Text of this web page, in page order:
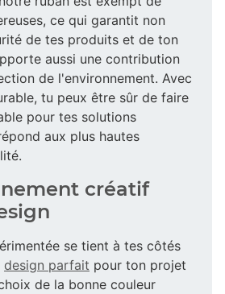
ce qui garantit non
de tes produits et de ton
aussi une contribution
de l'environnement. Avec
tu peux être sûr de faire
pour tes solutions
aux plus hautes
créatif
se tient à tes côtés
design parfait pour ton projet
de la bonne couleur